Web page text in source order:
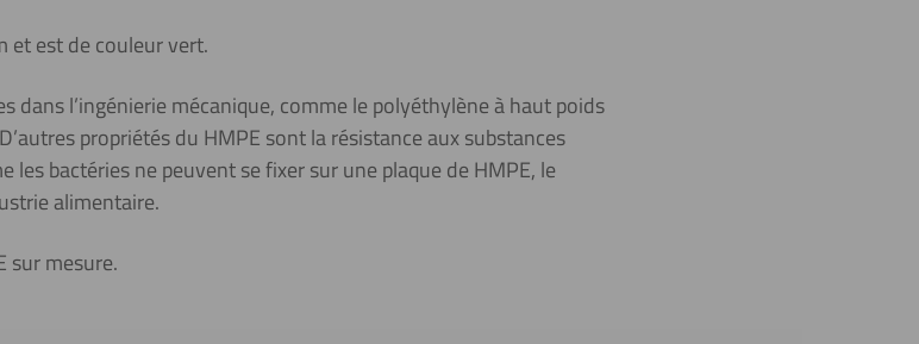
et est de couleurvert.
dans l’ingénierie mécanique, comme le polyéthylène à haut poids
propriétés du HMPE sont la résistance aux substances
les bactéries ne peuvent se fixer sur une plaque de HMPE, le
alimentaire.
sur mesure.